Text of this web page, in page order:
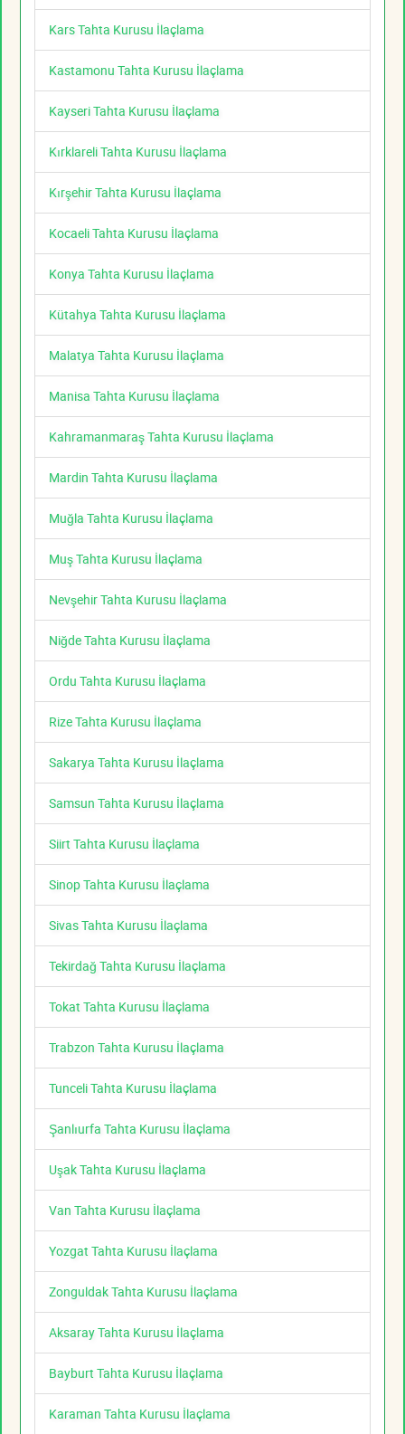
Kars Tahta Kurusu İlaçlama
Kastamonu Tahta Kurusu İlaçlama
Kayseri Tahta Kurusu İlaçlama
Kırklareli Tahta Kurusu İlaçlama
Kırşehir Tahta Kurusu İlaçlama
Kocaeli Tahta Kurusu İlaçlama
Konya Tahta Kurusu İlaçlama
Kütahya Tahta Kurusu İlaçlama
Malatya Tahta Kurusu İlaçlama
Manisa Tahta Kurusu İlaçlama
Kahramanmaraş Tahta Kurusu İlaçlama
Mardin Tahta Kurusu İlaçlama
Muğla Tahta Kurusu İlaçlama
Muş Tahta Kurusu İlaçlama
Nevşehir Tahta Kurusu İlaçlama
Niğde Tahta Kurusu İlaçlama
Ordu Tahta Kurusu İlaçlama
Rize Tahta Kurusu İlaçlama
Sakarya Tahta Kurusu İlaçlama
Samsun Tahta Kurusu İlaçlama
Siirt Tahta Kurusu İlaçlama
Sinop Tahta Kurusu İlaçlama
Sivas Tahta Kurusu İlaçlama
Tekirdağ Tahta Kurusu İlaçlama
Tokat Tahta Kurusu İlaçlama
Trabzon Tahta Kurusu İlaçlama
Tunceli Tahta Kurusu İlaçlama
Şanlıurfa Tahta Kurusu İlaçlama
Uşak Tahta Kurusu İlaçlama
Van Tahta Kurusu İlaçlama
Yozgat Tahta Kurusu İlaçlama
Zonguldak Tahta Kurusu İlaçlama
Aksaray Tahta Kurusu İlaçlama
Bayburt Tahta Kurusu İlaçlama
Karaman Tahta Kurusu İlaçlama